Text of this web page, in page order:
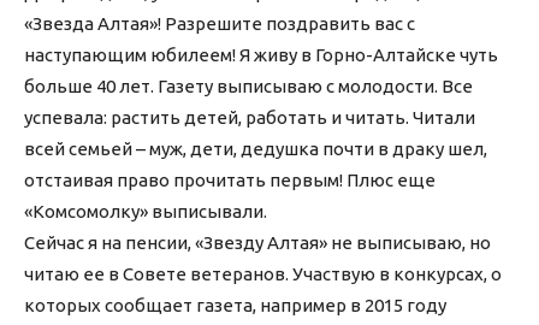
«Звезда Алтая»! Разрешите поздравить вас с
наступающим юбилеем! Я живу в Горно-Алтайске чуть
больше 40 лет. Газету выписываю с молодости. Все
успевала: растить детей, работать и читать. Читали
всей семьей – муж, дети, дедушка почти в драку шел,
отстаивая право прочитать первым! Плюс еще
«Комсомолку» выписывали.
Сейчас я на пенсии, «Звезду Алтая» не выписываю, но
читаю ее в Совете ветеранов. Участвую в конкурсах, о
которых сообщает газета, например в 2015 году